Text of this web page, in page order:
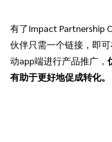
有了Impact Partnership
伙伴只需一个链接，即
动app端进行产品推广，
有助于更好地促成转化。